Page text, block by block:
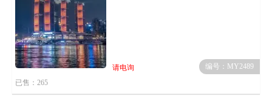
请电询
编号：MY2489
已售：265